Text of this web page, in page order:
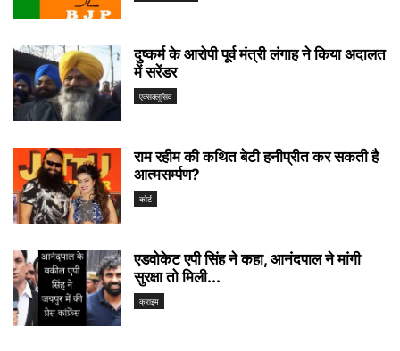
दुष्कर्म के आरोपी पूर्व मंत्री लंगाह ने किया अदालत
में सरेंडर
एक्सक्लूसिव
राम रहीम की कथित बेटी हनीप्रीत कर सकती है
आत्मसर्म्पण?
कोर्ट
एडवोकेट एपी सिंह ने कहा, आनंदपाल ने मांगी
सुरक्षा तो मिली...
क्राइम